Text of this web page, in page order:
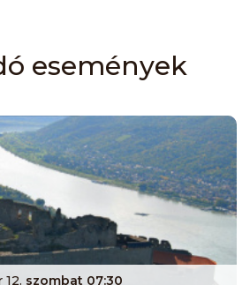
események
szombat 07:30